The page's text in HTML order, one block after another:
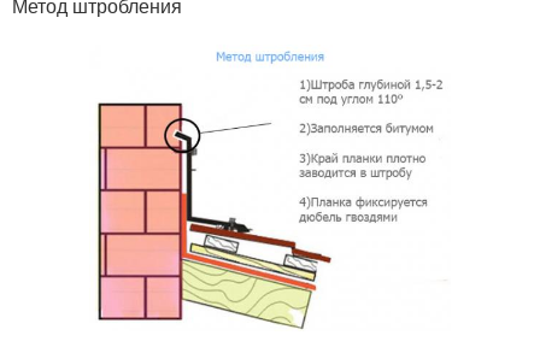
Метод штробления